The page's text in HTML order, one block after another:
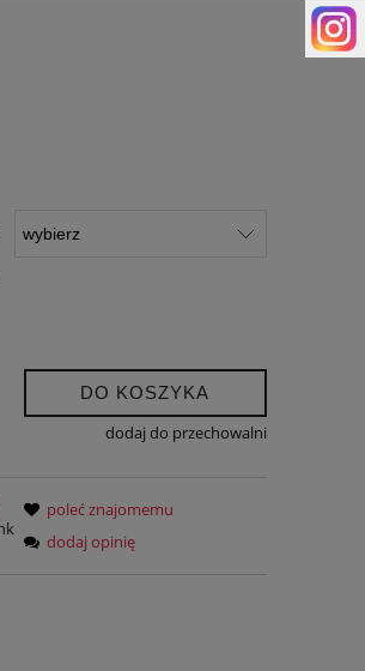
DO KOSZYKA
dodaj do przechowalni
poleć znajomemu
dodaj opinię